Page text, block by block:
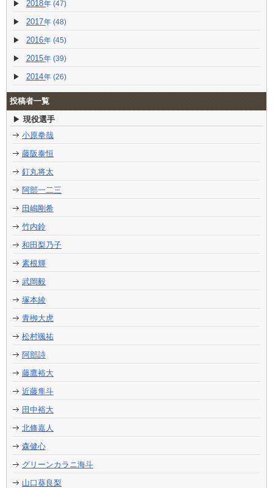
2018 (47)
2017 (48)
2016 (45)
2015 (39)
2014 (26)
投稿者一覧
現役選手
小原拳哉
藤阪泰恒
釘丸将太
阿部一二三
田嶋剛希
竹内鈴
和田梨乃子
素根輝
武岡毅
塚本綾
青栁大虎
松村颯祐
阿部詩
藤鷹裕大
近藤隼斗
田中裕大
北條嘉人
森健心
グリーンカラニ海斗
山口葵良梨